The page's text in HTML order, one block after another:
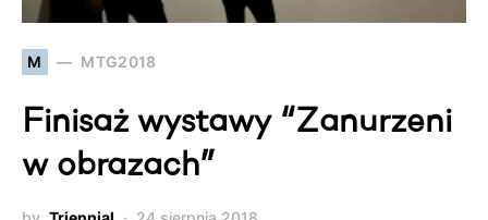
M MTG2018
Finisaż wystawy “Zanurzeni
w obrazach”